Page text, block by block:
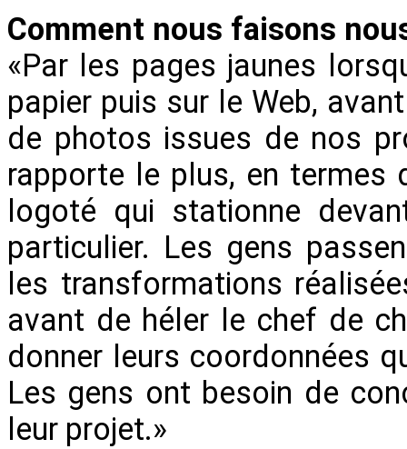
Comment nous faisons
«Par les pages jaunes
papier puis sur le Web,
de photos issues de nos
rapporte le plus, en termes
logoté qui stationne
particulier. Les gens
les transformations
avant de héler le chef de
donner leurs coordonnées
Les gens ont besoin de
leur projet.»